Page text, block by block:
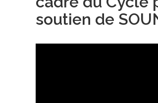
soutien de